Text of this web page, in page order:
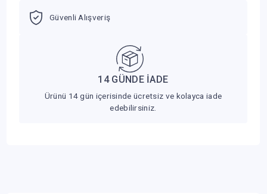
Güvenli Alışveriş
14 GÜNDE İADE
Ürünü 14 gün içerisinde ücretsiz ve kolayca iade
edebilirsiniz.